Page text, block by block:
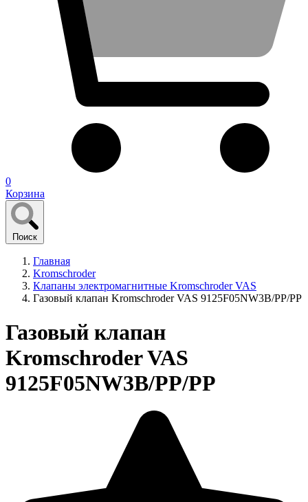
0
Корзина
Поиск
Главная
Kromschroder
Клапаны электромагнитные Kromschroder VAS
Газовый клапан Kromschroder VAS 9125F05NW3B/PP/PP
Газовый клапан
Kromschroder VAS
9125F05NW3B/PP/PP